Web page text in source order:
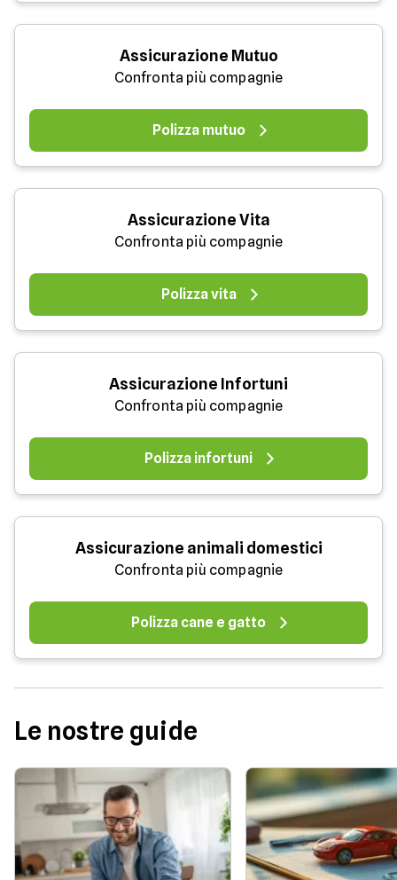
Assicurazione Mutuo
Confronta più compagnie
Polizza mutuo
Assicurazione Vita
Confronta più compagnie
Polizza vita
Assicurazione Infortuni
Confronta più compagnie
Polizza infortuni
Assicurazione animali domestici
Confronta più compagnie
Polizza cane e gatto
Le nostre guide